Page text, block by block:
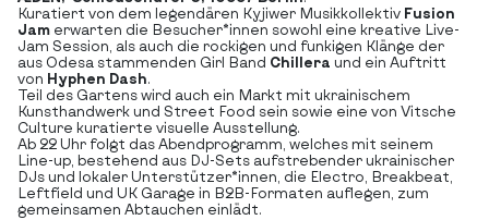
Kuratiert von dem legendären Kyjiwer Musikkollektiv Fusion
Jam erwarten die Besucher*innen sowohl eine kreative Live-
Jam Session, als auch die rockigen und funkigen Klänge der
aus Odesa stammenden Girl Band Chillera und ein Auftritt
von Hyphen Dash.
Teil des Gartens wird auch ein Markt mit ukrainischem
Kunsthandwerk und Street Food sein sowie eine von Vitsche
Culture kuratierte visuelle Ausstellung.
Ab 22 Uhr folgt das Abendprogramm, welches mit seinem
Line-up, bestehend aus DJ-Sets aufstrebender ukrainischer
DJs und lokaler Unterstützer*innen, die Electro, Breakbeat,
Leftfield und UK Garage in B2B-Formaten auflegen, zum
gemeinsamen Abtauchen einlädt.